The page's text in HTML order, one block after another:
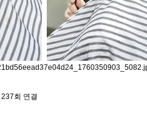
237회 연결